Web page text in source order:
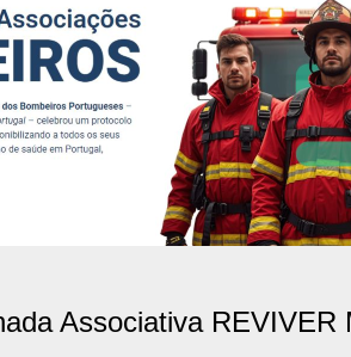
Associativa REVIVER